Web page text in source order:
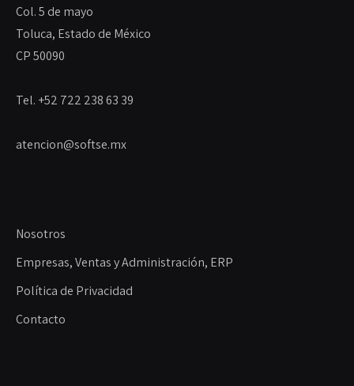
Col. 5 de mayo
Toluca, Estado de México
CP 50090
Tel. +52 722 238 63 39
atencion@softse.mx
Nosotros
Empresas, Ventas y Administración, ERP
Política de Privacidad
Contacto